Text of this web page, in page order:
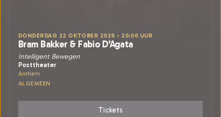
DONDERDAG 22 OKTOBER 2026 • 20:00 UUR
Bram Bakker & Fabio D’Agata
Intelligent Bewegen
Posttheater
Arnhem
ALGEMEEN
Tickets